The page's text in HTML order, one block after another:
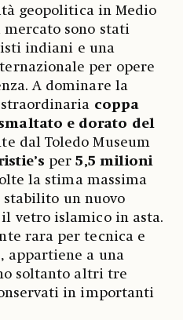
geopolitica in Medio
mercato sono stati
indiani e una
per opere
A dominare la
coppa
e dorato del
dal Toledo Museum
per5,5 milioni
la stima massima
un nuovo
vetro islamico in asta.
rara per tecnica e
appartiene a una
soltanto altri tre
in importanti